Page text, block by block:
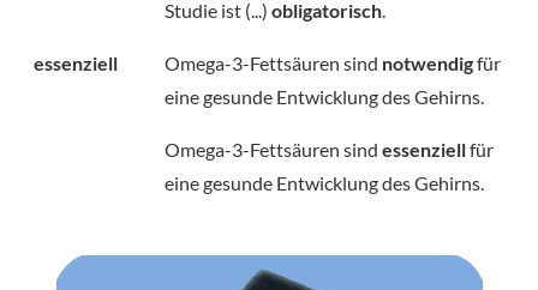
Studie ist (...) obligatorisch.
essenziell Omega-3-Fettsäuren sind notwendigfür
eine gesunde Entwicklung des Gehirns.
Omega-3-Fettsäuren sind essenziellfür
eine gesunde Entwicklung des Gehirns.